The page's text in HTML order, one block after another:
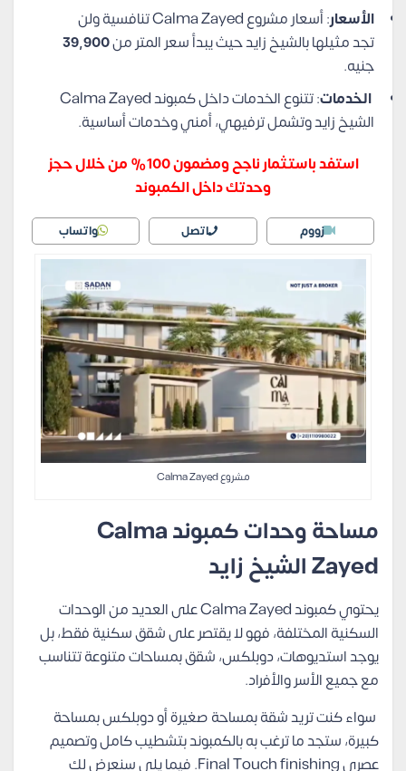
الأسعار
: أسعار مشروع Calma Zayed تنافسية ولن
تجد مثيلها بالشيخ زايد حيث يبدأ سعر المتر من39,900
جنيه.
الخدمات
: تتنوع الخدمات داخل كمبوند Calma Zayed
الشيخ زايد وتشمل ترفيهي، أمني وخدمات أساسية.
استفد باستثمار ناجح ومضمون 100% من خلال حجز
وحدتك داخل الكمبوند
زووم اتصل واتساب
مشروع Calma Zayed
مساحة وحدات كمبوند Calma
Zayed الشيخ زايد
يحتوي كمبوند Calma Zayed على العديد من الوحدات
السكنية المختلفة، فهو لا يقتصر على شقق سكنية فقط، بل
يوجد استديوهات، دوبلكس، شقق بمساحات متنوعة تتناسب
مع جميع الأسر والأفراد.
سواء كنت تريد شقة بمساحة صغيرة أو دوبلكس بمساحة
كبيرة، ستجد ما ترغب به بالكمبوند بتشطيب كامل وتصميم
عصري Final Touch finishing. فيما يلي سنعرض لك